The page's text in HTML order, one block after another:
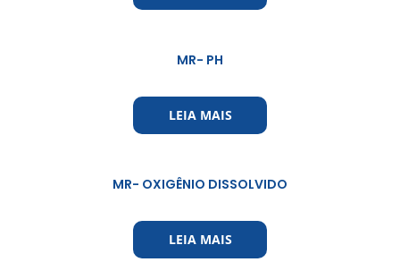
MR- PH
LEIA MAIS
MR- OXIGÊNIO DISSOLVIDO
LEIA MAIS